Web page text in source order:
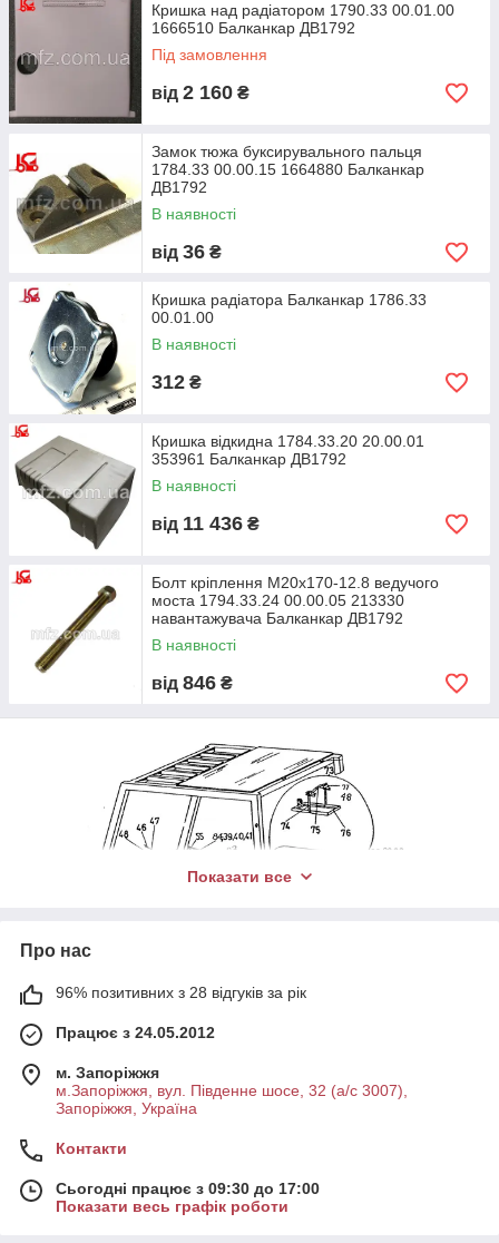
Кришка над радіатором 1790.33 00.01.00
1666510 Балканкар ДВ1792
Під замовлення
від 2 160 ₴
Замок тюжа буксирувального пальця
1784.33 00.00.15 1664880 Балканкар
ДВ1792
В наявності
від 36 ₴
Кришка радіатора Балканкар 1786.33
00.01.00
В наявності
312 ₴
Кришка відкидна 1784.33.20 20.00.01
353961 Балканкар ДВ1792
В наявності
від 11 436 ₴
Болт кріплення M20x170-12.8 ведучого
моста 1794.33.24 00.00.05 213330
навантажувача Балканкар ДВ1792
В наявності
від 846 ₴
Загальний вид автонавантажувачів серії ДВ1792.
Показати все
Про нас
96% позитивних з 28 відгуків за рік
Працює з 24.05.2012
м. Запоріжжя
м.Запоріжжя, вул. Південне шосе, 32 (а/с 3007),
Запоріжжя, Україна
Контакти
Сьогодні працює з 09:30 до 17:00
Показати весь графік роботи